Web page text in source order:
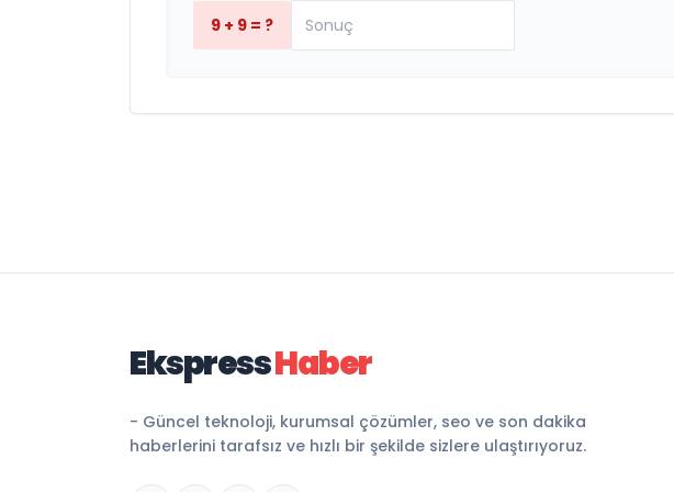
9 + 9 = ?
EkspressHaber
- Güncel teknoloji, kurumsal çözümler, seo ve son dakika
haberlerini tarafsız ve hızlı bir şekilde sizlere ulaştırıyoruz.